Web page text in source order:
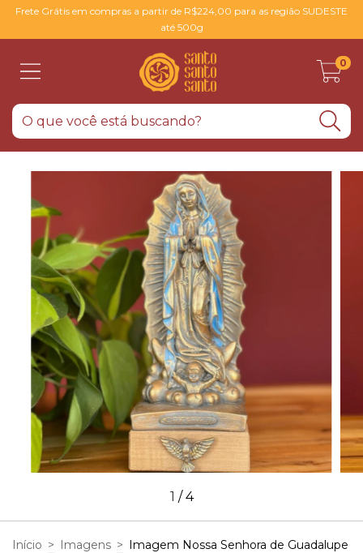
Frete Grátis em compras a partir de R$224,00 para as região SUDESTE
até 500g
0
1 /4
Início > Imagens > Imagem Nossa Senhora de Guadalupe